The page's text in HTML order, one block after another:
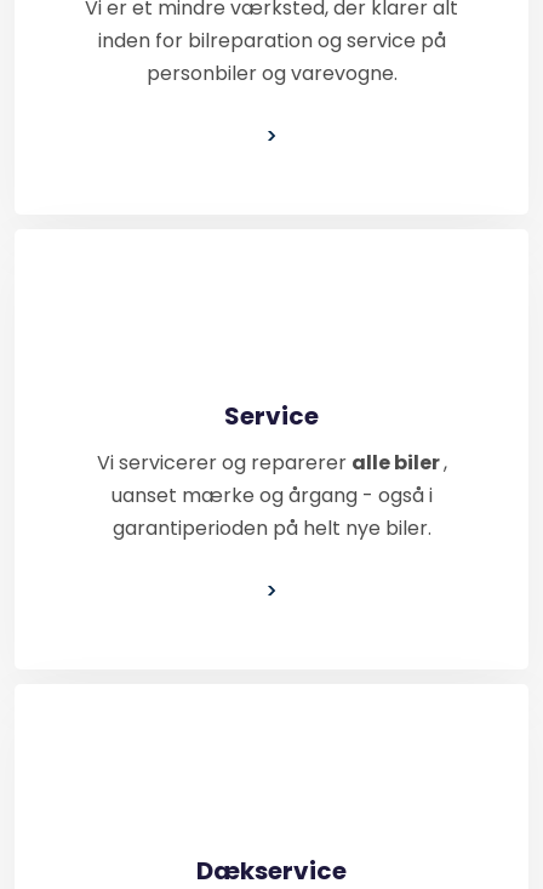
Vi er et mindre værksted, der klarer alt
inden for bilreparation og service på
personbiler og varevogne.
>
Service
Vi servicerer og reparerer alle biler,
uanset mærke og årgang - også i
garantiperioden på helt nye biler.
>
Dækservice